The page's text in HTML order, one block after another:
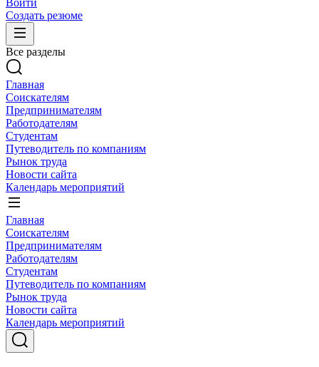
Войти
Создать резюме
Все разделы
Главная
Соискателям
Предпринимателям
Работодателям
Студентам
Путеводитель по компаниям
Рынок труда
Новости сайта
Календарь мероприятий
Главная
Соискателям
Предпринимателям
Работодателям
Студентам
Путеводитель по компаниям
Рынок труда
Новости сайта
Календарь мероприятий